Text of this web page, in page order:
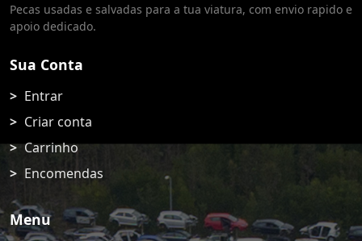
Pecas usadas e salvadas para a tua viatura, com envio rapido e
apoio dedicado.
Sua Conta
Entrar
Criar conta
Carrinho
Encomendas
Menu